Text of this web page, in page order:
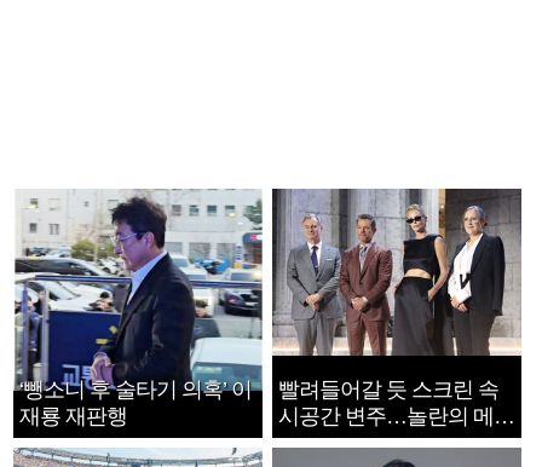
‘뺑소니 후 술타기 의혹’ 이
재룡 재판행
빨려들어갈 듯 스크린 속
시공간 변주…놀란의 메시
지는 ‘전쟁 속죄’